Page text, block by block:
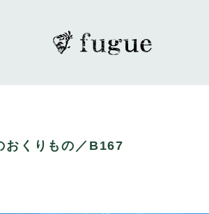
おくりもの／B167